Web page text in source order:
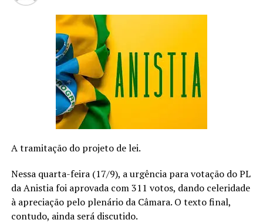
Donato no Relato lança DVD com 7 músicas inéditas
dentro do estilo Love Song
Cantora e compositora Anna explora diferentes facetas
em novo single, “Tinta”
A tramitação do projeto de lei.
Nessa quarta-feira (17/9), a urgência para votação do PL
da Anistia foi aprovada com 311 votos, dando celeridade
à apreciação pelo plenário da Câmara. O texto final,
contudo, ainda será discutido.